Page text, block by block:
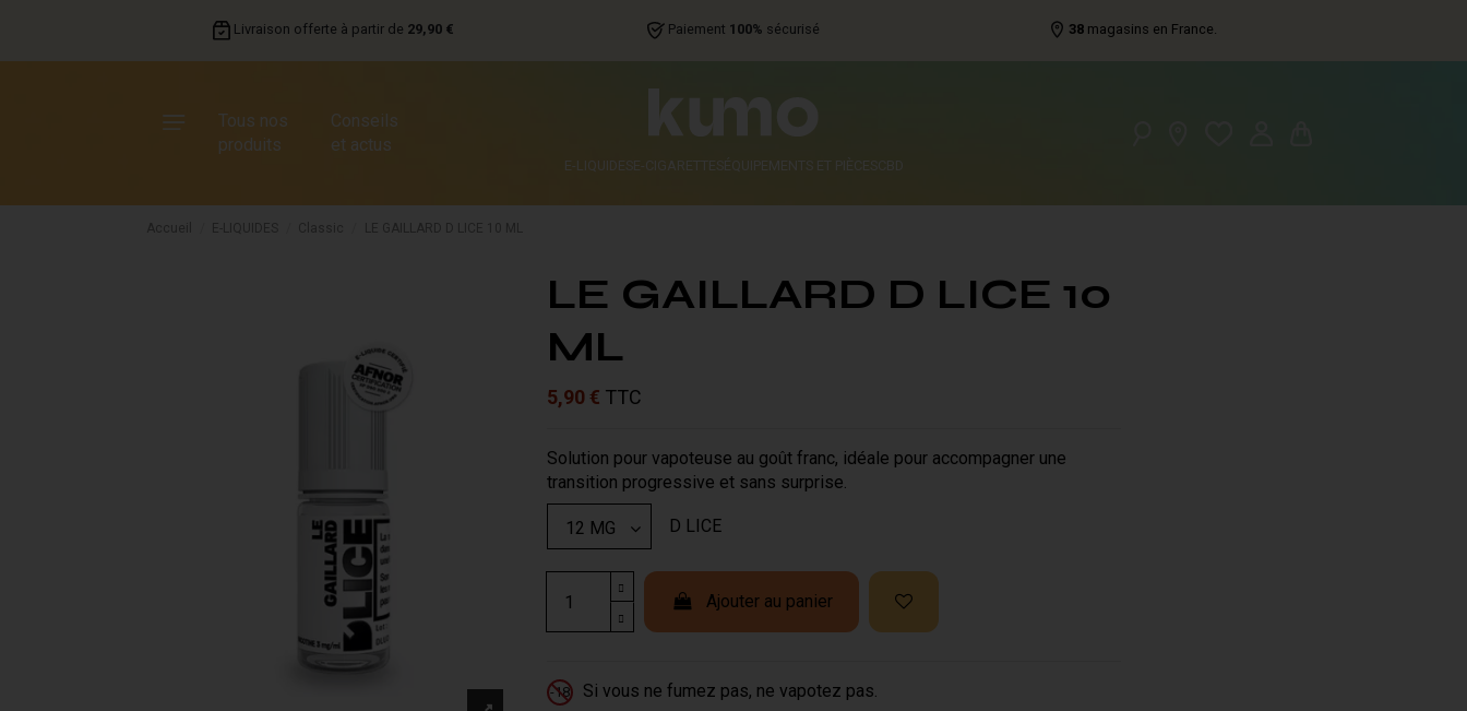
Livraison offerte à partir de 29,90 € Paiement 100% sécurisé 38 magasins en France.
Tous nos
produits
Conseils
et actus
E-LIQUIDESE-CIGARETTES ÉQUIPEMENTS ET PIÈCES CBD
LE GAILLARD D LICE 10
ML
5,90 € TTC
Solution pour vapoteuse au goût franc, idéale pour accompagner une
transition progressive et sans surprise.
D LICE
Ajouter au panier
-18 Si vous ne fumez pas, ne vapotez pas.